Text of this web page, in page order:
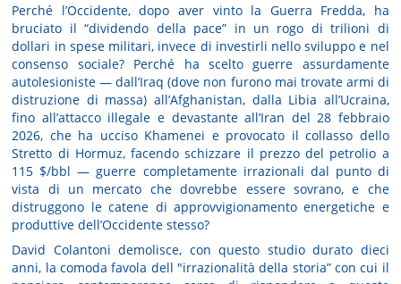
Perché l’Occidente, dopo aver vinto la Guerra Fredda, ha
bruciato il “dividendo della pace” in un rogo di trilioni di
dollari in spese militari, invece di investirli nello sviluppo e nel
consenso sociale? Perché ha scelto guerre assurdamente
autolesioniste — dall’Iraq (dove non furono mai trovate armi di
distruzione di massa) all’Afghanistan, dalla Libia all’Ucraina,
fino all’attacco illegale e devastante all’Iran del 28 febbraio
2026, che ha ucciso Khamenei e provocato il collasso dello
Stretto di Hormuz, facendo schizzare il prezzo del petrolio a
115 $/bbl — guerre completamente irrazionali dal punto di
vista di un mercato che dovrebbe essere sovrano, e che
distruggono le catene di approvvigionamento energetiche e
produttive dell’Occidente stesso?
David Colantoni demolisce, con questo studio durato dieci
anni, la comoda favola dell "irrazionalità della storia” con cui il